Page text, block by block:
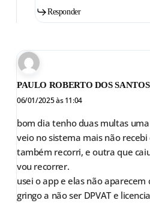
Responder
PAULO ROBERTO DOS
06/01/2025 às 11:04
bom dia tenho duas multas
veio no sistema mais não
também recorri, e outra que
vou recorrer.
usei o app e elas não
gringo a não ser DPVAT e